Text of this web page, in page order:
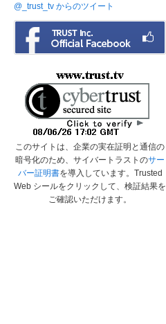
@_trust_tv からのツイート
このサイトは、企業の実在証明と通信の
暗号化のため、サイバートラストのサー
バー証明書を導入しています。Trusted
Web シールをクリックして、検証結果を
ご確認いただけます。